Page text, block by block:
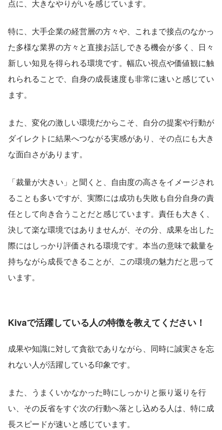
点に、大きなやりがいを感じています。
特に、大手企業の経営層の方々や、これまで接点のなかっ
た多様な業界の方々と直接お話しできる機会が多く、日々
新しい知見を得られる環境です。幅広い視点や価値観に触
れられることで、自身の成長速度も非常に速いと感じてい
ます。
また、変化の激しい環境だからこそ、自分の提案や行動が
ダイレクトに結果へつながる実感があり、その点にも大き
な面白さがあります。
「裁量が大きい」と聞くと、自由度の高さをイメージされ
ることも多いですが、実際には成功も失敗も自分自身の責
任として向き合うことだと感じています。責任も大きく、
決して楽な環境ではありませんが、その分、成果を出した
際にはしっかり評価される環境です。本当の意味で裁量を
持ちながら成長できることが、この環境の魅力だと思って
います。
Kivaで活躍している人の特徴を教えてください！
成果や知識に対して貪欲でありながら、同時に誠実さを忘
れない人が活躍している印象です。
また、うまくいかなかった時にしっかりと振り返りを行
い、その反省をすぐ次の行動へ落とし込める人は、特に成
長スピードが速いと感じています。